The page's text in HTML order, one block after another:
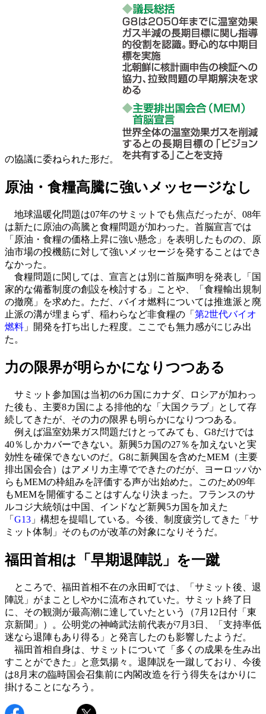
の協議に委ねられた形だ。
原油・食糧高騰に強いメッセージなし
地球温暖化問題は07年のサミットでも焦点だったが、08年
は新たに原油の高騰と食糧問題が加わった。首脳宣言では
「原油・食糧の価格上昇に強い懸念」を表明したものの、原
油市場の投機筋に対して強いメッセージを発することはでき
なかった。
食糧問題に関しては、宣言とは別に首脳声明を発表し「国
家的な備蓄制度の創設を検討する」ことや、「食糧輸出規制
の撤廃」を求めた。ただ、バイオ燃料については推進派と廃
止派の溝が埋まらず、稲わらなど非食糧の「 第2世代バイオ
燃料 」開発を打ち出した程度。ここでも無力感がにじみ出
た。
力の限界が明らかになりつつある
サミット参加国は当初の6カ国にカナダ、ロシアが加わっ
た後も、主要8カ国による排他的な「大国クラブ」として存
続してきたが、その力の限界も明らかになりつつある。
例えば温室効果ガス問題だけとってみても、G8だけでは
40％しかカバーできない。新興5カ国の27％を加えないと実
効性を確保できないのだ。G8に新興国を含めたMEM（主要
排出国会合）はアメリカ主導でできたのだが、ヨーロッパか
らもMEMの枠組みを評価する声が出始めた。このため09年
もMEMを開催することはすんなり決まった。フランスのサ
ルコジ大統領は中国、インドなど新興5カ国を加えた
「 G13 」構想を提唱している。今後、制度疲労してきた「サ
ミット体制」そのものが改革の対象になりそうだ。
福田首相は「早期退陣説」を一蹴
ところで、福田首相不在の永田町では、「サミット後、退
陣説」がまことしやかに流布されていた。サミット終了日
に、その観測が最高潮に達していたという（7月12日付「東
京新聞」）。公明党の神崎武法前代表が7月3日、「支持率低
迷なら退陣もあり得る」と発言したのも影響したようだ。
福田首相自身は、サミットについて「多くの成果を生み出
すことができた」と意気揚々。退陣説を一蹴しており、今後
は8月末の臨時国会召集前に内閣改造を行う得失をはかりに
掛けることになろう。